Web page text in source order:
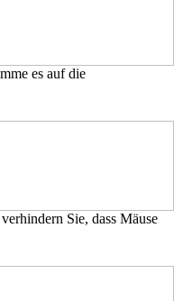
es auf die
Sie, dass Mäuse